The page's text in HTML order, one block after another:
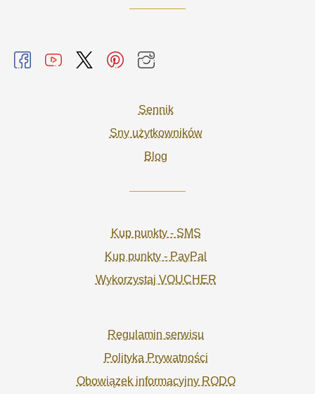
Sennik
Sny użytkowników
Blog
Kup punkty - SMS
Kup punkty - PayPal
Wykorzystaj VOUCHER
Regulamin serwisu
Polityka Prywatności
Obowiązek informacyjny RODO